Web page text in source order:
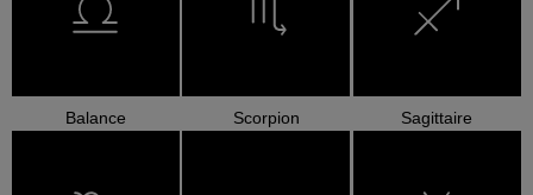
Balance Scorpion Sagittaire